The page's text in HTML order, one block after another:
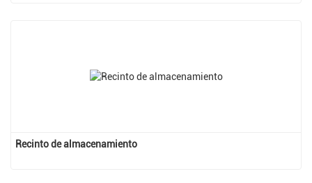
Recinto de almacenamiento